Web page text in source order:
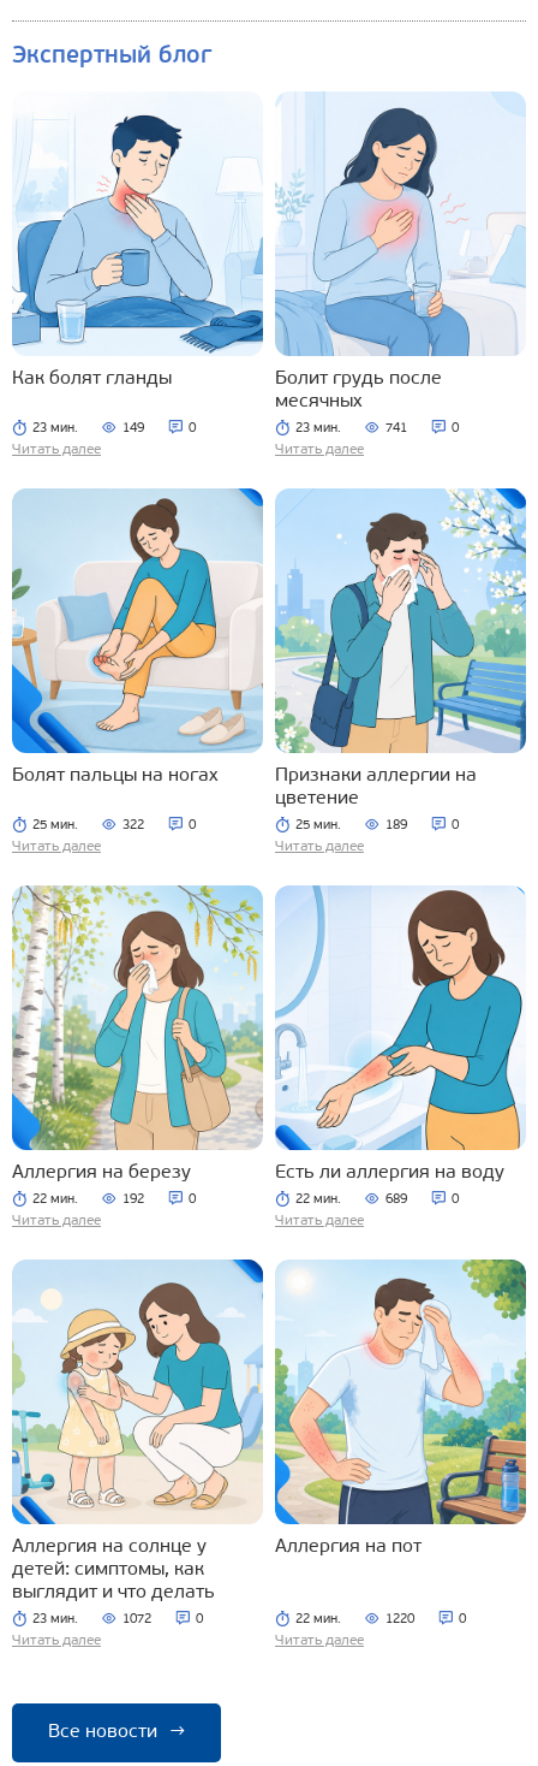
Экспертный блог
Как болят гланды
23 мин. 149 0
Читать далее
Болит грудь после
месячных
23 мин. 741 0
Читать далее
Болят пальцы на ногах
25 мин. 322 0
Читать далее
Признаки аллергии на
цветение
25 мин. 189 0
Читать далее
Аллергия на березу
22 мин. 192 0
Читать далее
Есть ли аллергия на воду
22 мин. 689 0
Читать далее
Аллергия на солнце у
детей: симптомы, как
выглядит и что делать
23 мин. 1072 0
Читать далее
Аллергия на пот
22 мин. 1220 0
Читать далее
Все новости →